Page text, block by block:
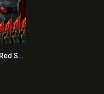
6.3
Superman: Red Son 2020 en Streaming HD Gratuit !